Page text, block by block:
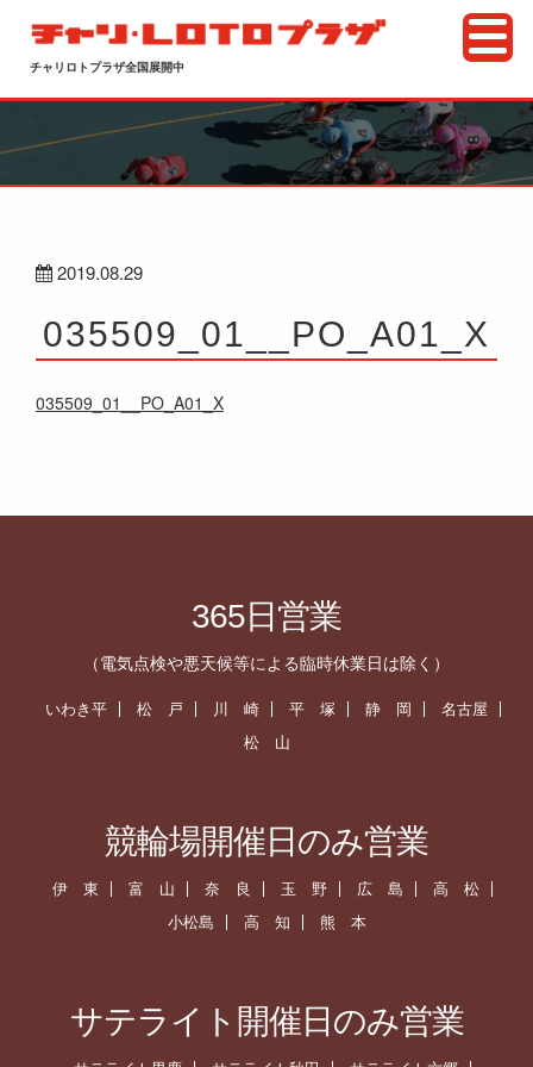
チャリロトプラザ全国展開中
2019.08.29
035509_01__PO_A01_X
035509_01__PO_A01_X
365日営業
（電気点検や悪天候等による臨時休業日は除く）
いわき平 松 戸 川 崎 平 塚 静 岡
名古屋
松 山
競輪場開催日のみ営業
伊 東 富 山 奈 良 玉 野 広 島
高 松
小松島
高 知 熊 本
サテライト開催日のみ営業